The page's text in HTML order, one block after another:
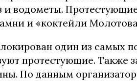
водометы.
и «коктейли
один из самых
протестующие. Также
По данным